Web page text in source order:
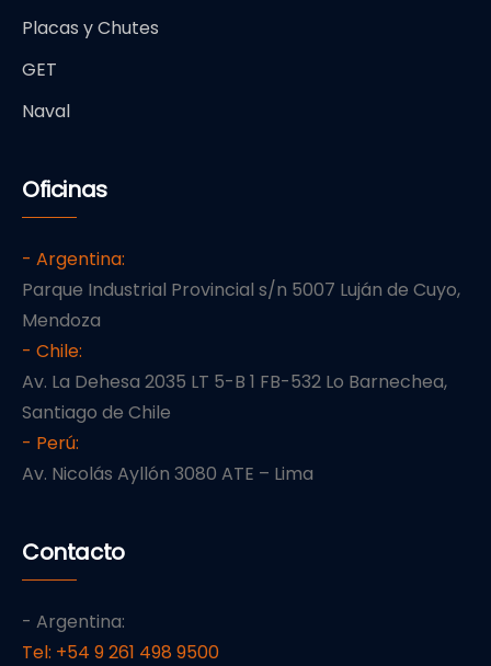
Placas y Chutes
GET
Naval
Oficinas
- Argentina:
Parque Industrial Provincial s/n 5007 Luján de Cuyo,
Mendoza
- Chile:
Av. La Dehesa 2035 LT 5-B 1 FB-532 Lo Barnechea,
Santiago de Chile
- Perú:
Av. Nicolás Ayllón 3080 ATE – Lima
Contacto
- Argentina:
Tel: +54 9 261 498 9500